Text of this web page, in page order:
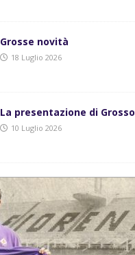
Grosse novità
18 Luglio 2026
La presentazione di Grosso
10 Luglio 2026